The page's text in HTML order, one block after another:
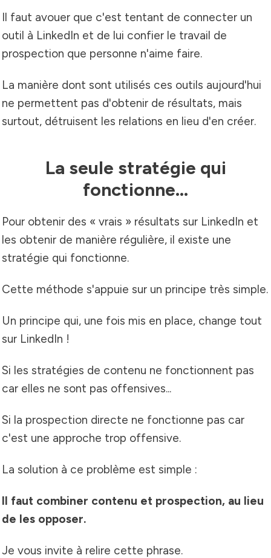
Il faut avouer que c'est tentant de connecter un
outil à LinkedIn et de lui confier le travail de
prospection que personne n'aime faire.
La manière dont sont utilisés ces outils aujourd'hui
ne permettent pas d'obtenir de résultats, mais
surtout, détruisent les relations en lieu d'en créer.
La seule stratégie qui
fonctionne...
Pour obtenir des « vrais » résultats sur LinkedIn et
les obtenir de manière régulière, il existe une
stratégie qui fonctionne.
Cette méthode s'appuie sur un principe très simple.
Un principe qui, une fois mis en place, change tout
sur LinkedIn !
Si les stratégies de contenu ne fonctionnent pas
car elles ne sont pas offensives...
Si la prospection directe ne fonctionne pas car
c'est une approche trop offensive.
La solution à ce problème est simple :
Il faut combiner contenu et prospection, au lieu
de les opposer.
Je vous invite à relire cette phrase.